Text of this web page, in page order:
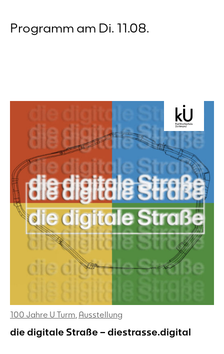
Programm am Di. 11.08.
100 Jahre U Turm, Ausstellung
die digitale Straße – diestrasse.digital